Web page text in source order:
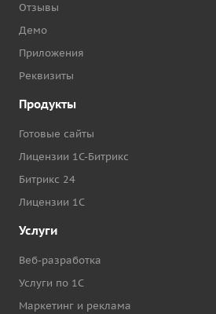
Отзывы
Демо
Приложения
Реквизиты
Продукты
Готовые сайты
Лицензии 1С-Битрикс
Битрикс 24
Лицензии 1С
Услуги
Веб-разработка
Услуги по 1С
Маркетинг и реклама